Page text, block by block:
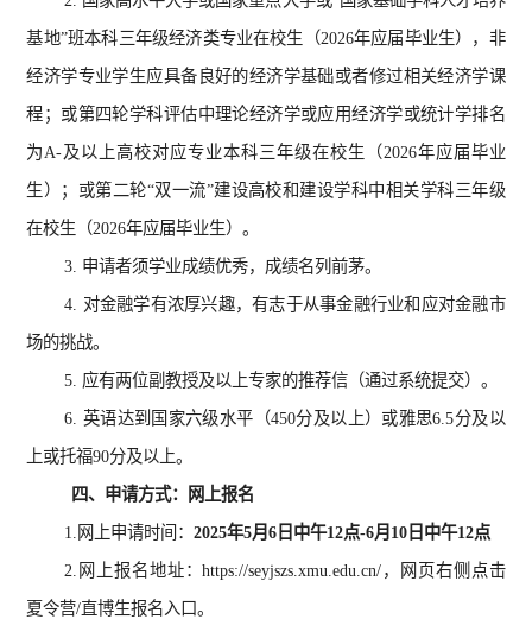
基地”班本科三年级经济类专业在校生（2026年应届毕业生），非
经济学专业学生应具备良好的经济学基础或者修过相关经济学课
程；或第四轮学科评估中理论经济学或应用经济学或统计学排名
为A-及以上高校对应专业本科三年级在校生（2026年应届毕业
生）；或第二轮“双一流”建设高校和建设学科中相关学科三年级
在校生（2026年应届毕业生）。
3. 申请者须学业成绩优秀，成绩名列前茅。
4. 对金融学有浓厚兴趣，有志于从事金融行业和应对金融市
场的挑战。
5. 应有两位副教授及以上专家的推荐信（通过系统提交）。
6. 英语达到国家六级水平（450分及以上）或雅思6.5分及以
上或托福90分及以上。
四、申请方式：网上报名
1.网上申请时间：2025年5月6日中午12点-6月10日中午12点
2.网上报名地址：https://seyjszs.xmu.edu.cn/，网页右侧点击
夏令营/直博生报名入口。